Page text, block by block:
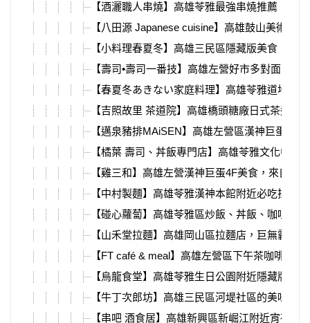
【酒灑職人串燒】高雄苓雅最強串燒推薦，愛
【八田源 Japanese cuisine】高雄鼓山美術館
【小料理春夏冬】高雄三民區隱藏版美食，日
【壽司•壽司一番技】高雄左營好市多對面的
【春夏冬あきない家庭料理】高雄苓雅道地日
【吉照故里 茶道院】高雄橋頭糖廠日式茶道
【邁泉豬排MAiSEN】高雄左營區漢神巨蛋4F
【橘葉 壽司、丼飯專門店】高雄苓雅文化中
【雞三和】高雄左營漢神巨蛋4F美食，來自
【中村製麵】高雄苓雅漢神本館附近必吃拉麵
【碰心蘿蔔】高雄苓雅區炒飯、丼飯、咖哩，
【山禾堂拉麵】高雄岡山區拉麵店，巨無霸樹
【FT café & meal】高雄左營區下午茶咖啡廳
【烏龍食堂】高雄苓雅生日公園附近隱藏版日
【牛丁次郎坊】高雄三民區河堤社區的美味燒
【串吧 酒食居】高雄新興區新崛江附近宵夜